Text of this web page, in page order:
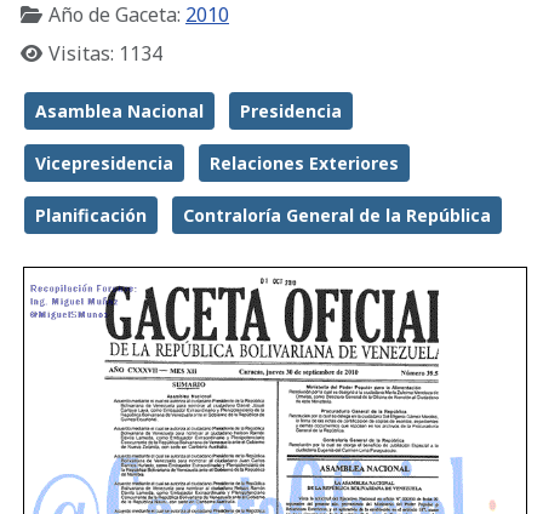
Año de Gaceta: 2010
Visitas: 1134
Asamblea Nacional Presidencia
Vicepresidencia Relaciones Exteriores
Planificación Contraloría General de la República